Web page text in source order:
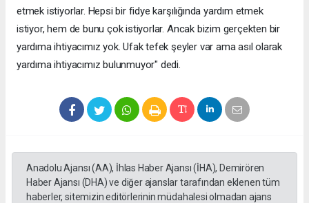
etmek istiyorlar. Hepsi bir fidye karşılığında yardım etmek
istiyor, hem de bunu çok istiyorlar. Ancak bizim gerçekten bir
yardıma ihtiyacımız yok. Ufak tefek şeyler var ama asıl olarak
yardıma ihtiyacımız bulunmuyor" dedi.
Anadolu Ajansı (AA), İhlas Haber Ajansı (İHA), Demirören
Haber Ajansı (DHA) ve diğer ajanslar tarafından eklenen tüm
haberler, sitemizin editörlerinin müdahalesi olmadan ajans